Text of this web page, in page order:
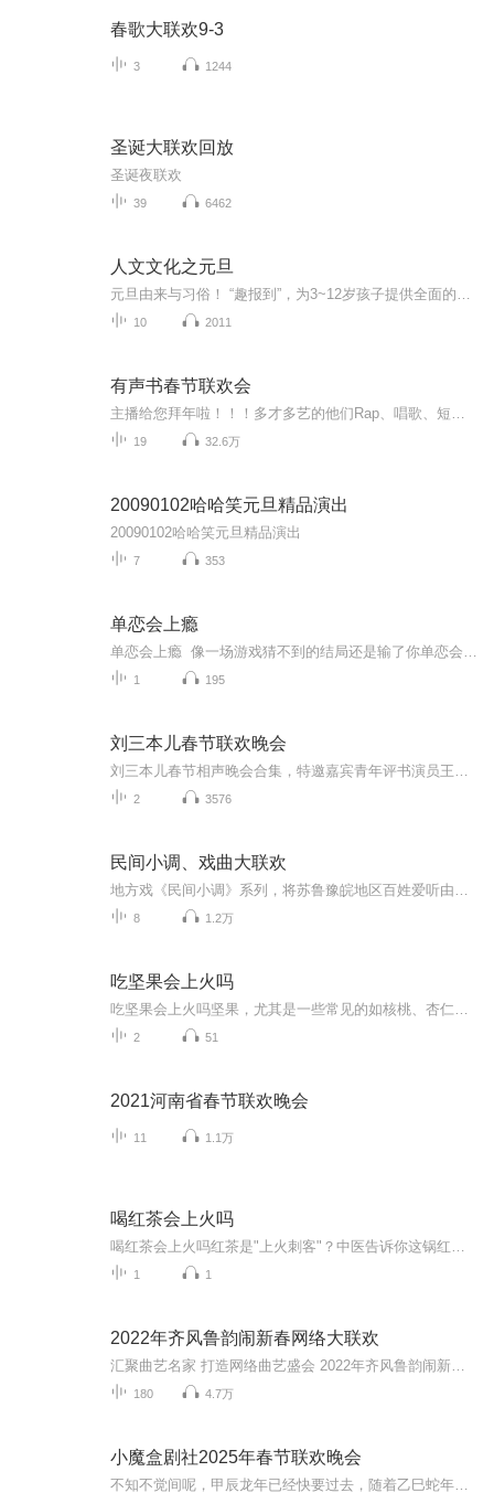
春歌大联欢9-3
3 1244
圣诞大联欢回放
圣诞夜联欢
39 6462
人文文化之元旦
10 2011
有声书春节联欢会
19 32.6万
20090102哈哈笑元旦精品演出
20090102哈哈笑元旦精品演出
7 353
单恋会上瘾
1 195
刘三本儿春节联欢晚会
2 3576
民间小调、戏曲大联欢
8 1.2万
吃坚果会上火吗
2 51
2021河南省春节联欢晚会
11 1.1万
喝红茶会上火吗
1 1
2022年齐风鲁韵闹新春网络大联欢
180 4.7万
小魔盒剧社2025年春节联欢晚会